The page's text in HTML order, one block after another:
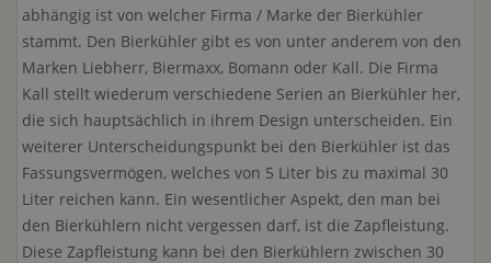
abhängig ist von welcher Firma / Marke der Bierkühler
stammt. Den Bierkühler gibt es von unter anderem von den
Marken Liebherr, Biermaxx, Bomann oder Kall. Die Firma
Kall stellt wiederum verschiedene Serien an Bierkühler her,
die sich hauptsächlich in ihrem Design unterscheiden. Ein
weiterer Unterscheidungspunkt bei den Bierkühler ist das
Fassungsvermögen, welches von 5 Liter bis zu maximal 30
Liter reichen kann. Ein wesentlicher Aspekt, den man bei
den Bierkühlern nicht vergessen darf, ist die Zapfleistung.
Diese Zapfleistung kann bei den Bierkühlern zwischen 30